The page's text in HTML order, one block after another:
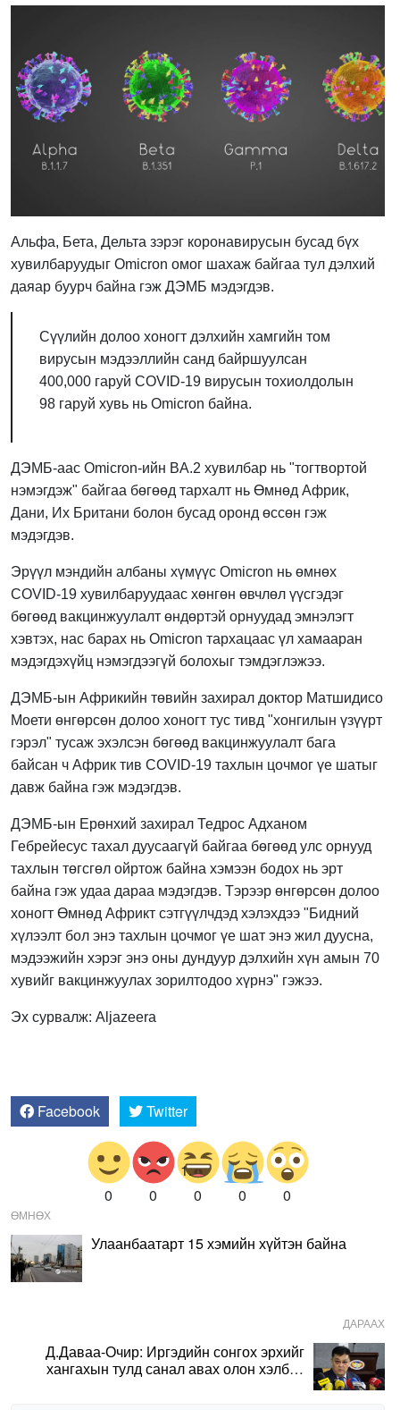
Альфа, Бета, Дельта зэрэг коронавирусын бусад бүх
хувилбаруудыг Omicron омог шахаж байгаа тул дэлхий
даяар буурч байна гэж ДЭМБ мэдэгдэв.
Сүүлийн долоо хоногт дэлхийн хамгийн том
вирусын мэдээллийн санд байршуулсан
400,000 гаруй COVID-19 вирусын тохиолдолын
98 гаруй хувь нь Omicron байна.
ДЭМБ-аас Omicron-ийн BA.2 хувилбар нь "тогтвортой
нэмэгдэж" байгаа бөгөөд тархалт нь Өмнөд Африк,
Дани, Их Британи болон бусад оронд өссөн гэж
мэдэгдэв.
Эрүүл мэндийн албаны хүмүүс Omicron нь өмнөх
COVID-19 хувилбаруудаас хөнгөн өвчлөл үүсгэдэг
бөгөөд вакцинжуулалт өндөртэй орнуудад эмнэлэгт
хэвтэх, нас барах нь Omicron тархацаас үл хамааран
мэдэгдэхүйц нэмэгдээгүй болохыг тэмдэглэжээ.
ДЭМБ-ын Африкийн төвийн захирал доктор Матшидисо
Моети өнгөрсөн долоо хоногт тус тивд "хонгилын үзүүрт
гэрэл" тусаж эхэлсэн бөгөөд вакцинжуулалт бага
байсан ч Африк тив COVID-19 тахлын цочмог үе шатыг
давж байна гэж мэдэгдэв.
ДЭМБ-ын Ерөнхий захирал Тедрос Адханом
Гебрейесус тахал дуусаагүй байгаа бөгөөд улс орнууд
тахлын төгсгөл ойртож байна хэмээн бодох нь эрт
байна гэж удаа дараа мэдэгдэв. Тэрээр өнгөрсөн долоо
хоногт Өмнөд Африкт сэтгүүлчдэд хэлэхдээ "Бидний
хүлээлт бол энэ тахлын цочмог үе шат энэ жил дуусна,
мэдээжийн хэрэг энэ оны дундуур дэлхийн хүн амын 70
хувийг вакцинжуулах зорилтодоо хүрнэ" гэжээ.
Эх сурвалж: Aljazeera
Facebook Twitter
0 0 0 0 0
ӨМНӨХ
Улаанбаатарт 15 хэмийн хүйтэн байна
ДАРААХ
Д.Даваа-Очир: Иргэдийн сонгох эрхийг
хангахын тулд санал авах олон хэлбэр